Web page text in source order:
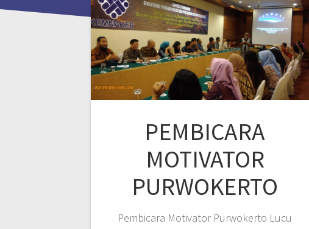
PEMBICARA
MOTIVATOR
PURWOKERTO
Pembicara Motivator Purwokerto Lucu